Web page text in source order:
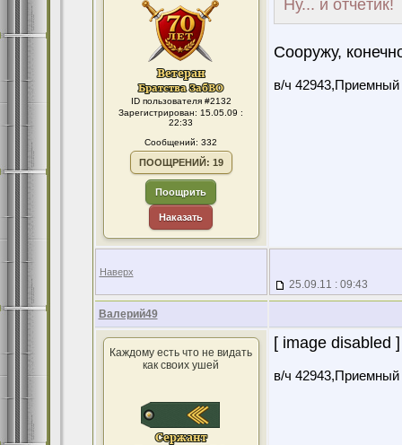
ID пользователя #2132
Зарегистрирован: 15.05.09 :
22:33
Сообщений: 332
ПООЩРЕНИЙ: 19
Поощрить
Наказать
Ну... и отчётик!
Сооружу,
в/ч
Наверх
25.09.11 : 09:43
Валерий49
Каждому есть что не видать
как своих ушей
[ image disabled ]
в/ч